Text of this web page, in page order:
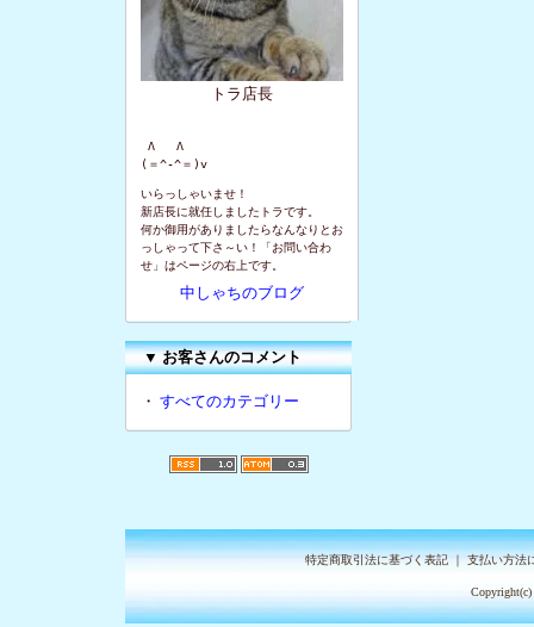
トラ店長
Λ   Λ
(＝^-^＝)v
いらっしゃいませ！
新店長に就任しましたトラです。
何か御用がありましたらなんなりとお
っしゃって下さ～い！「お問い合わ
せ」はページの右上です。
中しゃちのブログ
▼お客さんのコメント
・ すべてのカテゴリー
特定商取引法に基づく表記｜支払い方法